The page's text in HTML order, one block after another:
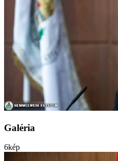
Galéria
6kép